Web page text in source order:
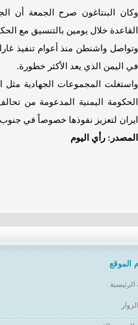
القاعدة خلال يومين بالتنسيق مع
وتواصل واشنطن منذ أعوام تنفيذ
في اليمن الذي يعد الأكثر خطورة.
واستغلت المجموعات الجهادية مثل
الحكومة اليمنية المدعومة من
ايران لتعزيز نفوذها خصوصاً في
المصدر: رأي اليوم
الموقع
الرئيسية